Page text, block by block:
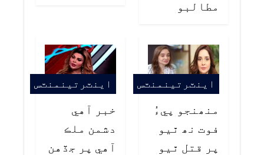
مطالبو
اينٽرتينمنٽس
منھنجو پيءُ
فوت نھ ٿيو
پر قتل ٿيو
اينٽرتينمنٽس
خبر آهي
دشمن ملڪ
آهي پر جڏهن